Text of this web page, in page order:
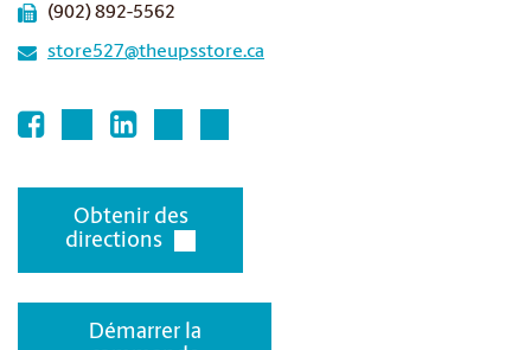
(902) 892-5562
store527@theupsstore.ca
Obtenir des
directions
Démarrer la